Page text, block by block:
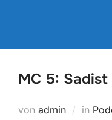
MC 5:
von admin in